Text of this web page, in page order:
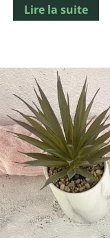
Lire la suite